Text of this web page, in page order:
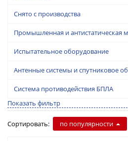
Снято с производства
Промышленная и антистатическая
Испытательное оборудование
Антенные системы и спутниковое
Система противодействия БПЛА
Показать фильтр
Сортировать: по популярности